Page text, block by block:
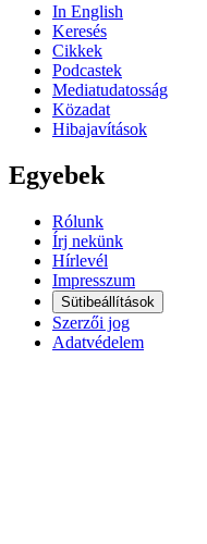
In English
Keresés
Cikkek
Podcastek
Mediatudatosság
Közadat
Hibajavítások
Egyebek
Rólunk
Írj nekünk
Hírlevél
Impresszum
Sütibeállítások
Szerzői jog
Adatvédelem